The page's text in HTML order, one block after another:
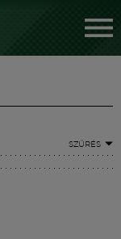
SZŰRÉS